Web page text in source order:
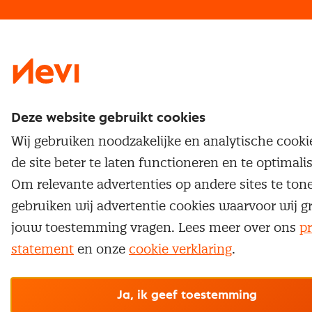
Traineeship
Nevi 2
Deze website gebruikt cookies
Wij gebruiken noodzakelijke en analytische
de site beter te laten functioneren en te
Om relevante advertenties op andere sites te
gebruiken wij advertentie cookies waarvoor wij
jouw toestemming vragen. Lees meer over ons
statement en onze cookie verklaring.
Ja, ik geef toestemming